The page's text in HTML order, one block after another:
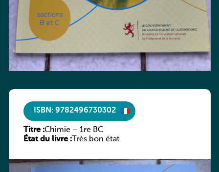
ISBN: 9782496730302
Titre :Chimie – 1re BC
État du livre :Très bon état